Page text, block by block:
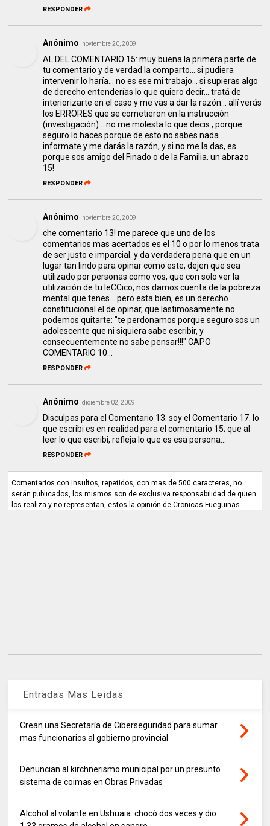
RESPONDER
Anónimo noviembre 20, 2009
AL DEL COMENTARIO 15: muy buena la primera parte de
tu comentario y de verdad la comparto... si pudiera
intervenir lo haría... no es ese mi trabajo... si supieras algo
de derecho entenderías lo que quiero decir... tratá de
interiorizarte en el caso y me vas a dar la razón... allí verás
los ERRORES que se cometieron en la instrucción
(investigación)... no me molesta lo que decis , porque
seguro lo haces porque de esto no sabes nada...
informate y me darás la razón, y si no me la das, es
porque sos amigo del Finado o de la Familia. un abrazo
15!
RESPONDER
Anónimo noviembre 20, 2009
che comentario 13! me parece que uno de los
comentarios mas acertados es el 10 o por lo menos trata
de ser justo e imparcial. y da verdadera pena que en un
lugar tan lindo para opinar como este, dejen que sea
utilizado por personas como vos, que con solo ver la
utilización de tu leCCico, nos damos cuenta de la pobreza
mental que tenes... pero esta bien, es un derecho
constitucional el de opinar, que lastimosamente no
podemos quitarte: "te perdonamos porque seguro sos un
adolescente que ni siquiera sabe escribir, y
consecuentemente no sabe pensar!!!" CAPO
COMENTARIO 10...
RESPONDER
Anónimo diciembre 02, 2009
Disculpas para el Comentario 13. soy el Comentario 17. lo
que escribi es en realidad para el comentario 15; que al
leer lo que escribi, refleja lo que es esa persona...
RESPONDER
Comentarios con insultos, repetidos, con mas de 500 caracteres, no
serán publicados, los mismos son de exclusiva responsabilidad de quien
los realiza y no representan, estos la opinión de Cronicas Fueguinas.
Entradas Mas Leidas
Crean una Secretaría de Ciberseguridad para sumar
mas funcionarios al gobierno provincial
Denuncian al kirchnerismo municipal por un presunto
sistema de coimas en Obras Privadas
Alcohol al volante en Ushuaia: chocó dos veces y dio